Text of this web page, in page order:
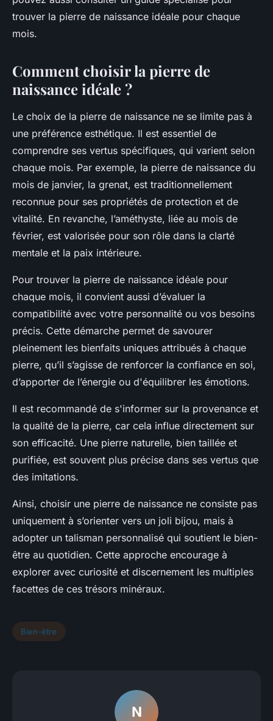
trouver la pierre de naissance idéale pour chaque
mois.
Comment choisir la pierre de
naissance idéale ?
Le choix de la pierre de naissance ne se limite pas à
une préférence esthétique. Il est essentiel de
comprendre ses vertus spécifiques, qui varient selon
chaque mois. Par exemple, la pierre de naissance du
mois de janvier, la grenat, est traditionnellement
reconnue pour ses propriétés de protection et de
vitalité. En revanche, l’améthyste, liée au mois de
février, est valorisée pour son rôle dans la clarté
mentale et la paix intérieure.
Pour trouver la pierre de naissance idéale pour
chaque mois, il convient aussi d’évaluer la
compatibilité avec votre personnalité ou vos besoins
précis. Cette démarche permet de savourer
pleinement les bienfaits uniques attribués à chaque
pierre, qu’il s’agisse de renforcer la confiance en soi,
d’apporter de l’énergie ou d'équilibrer les émotions.
Il est recommandé de s'informer sur la provenance et
la qualité de la pierre, car cela influe directement sur
son efficacité. Une pierre naturelle, bien taillée et
purifiée, est souvent plus précise dans ses vertus que
des imitations.
Ainsi, choisir une pierre de naissance ne consiste pas
uniquement à s’orienter vers un joli bijou, mais à
adopter un talisman personnalisé qui soutient le bien-
être au quotidien. Cette approche encourage à
explorer avec curiosité et discernement les multiples
facettes de ces trésors minéraux.
Bien-être
N